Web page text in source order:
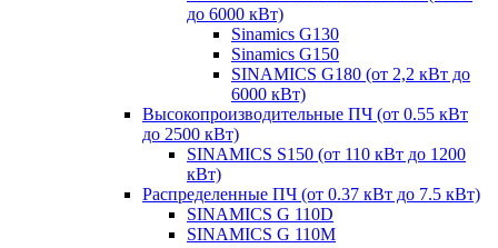
до 6000 кВт)
Sinamics G130
Sinamics G150
SINAMICS G180 (от 2,2 кВт до
6000 кВт)
Высокопроизводительные ПЧ (от 0.55 кВт
до 2500 кВт)
SINAMICS S150 (от 110 кВт до 1200
кВт)
Распределенные ПЧ (от 0.37 кВт до 7.5 кВт)
SINAMICS G 110D
SINAMICS G 110M